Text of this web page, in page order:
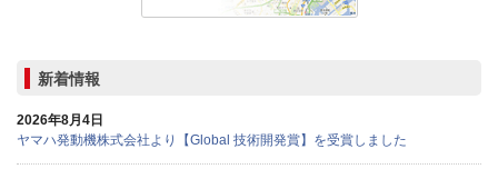
新着情報
2026年8月4日
ヤマハ発動機株式会社より【Global 技術開発賞】を受賞しました